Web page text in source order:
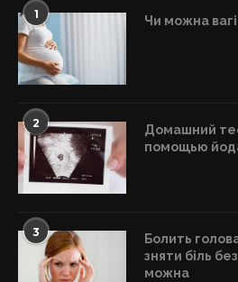
1 Чи можна
2
Домашний
помощью
3
Болить
зняти біль
можна